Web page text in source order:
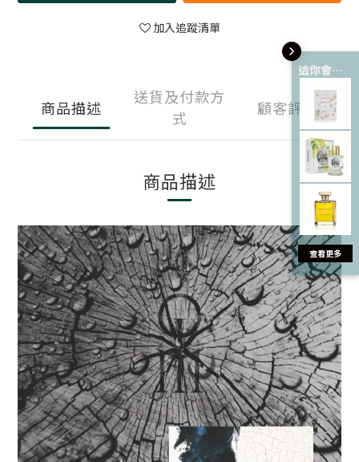
這你會愛 💘
加入追蹤清單
商品描述
送貨及付款方
式
顧客評價
商品描述